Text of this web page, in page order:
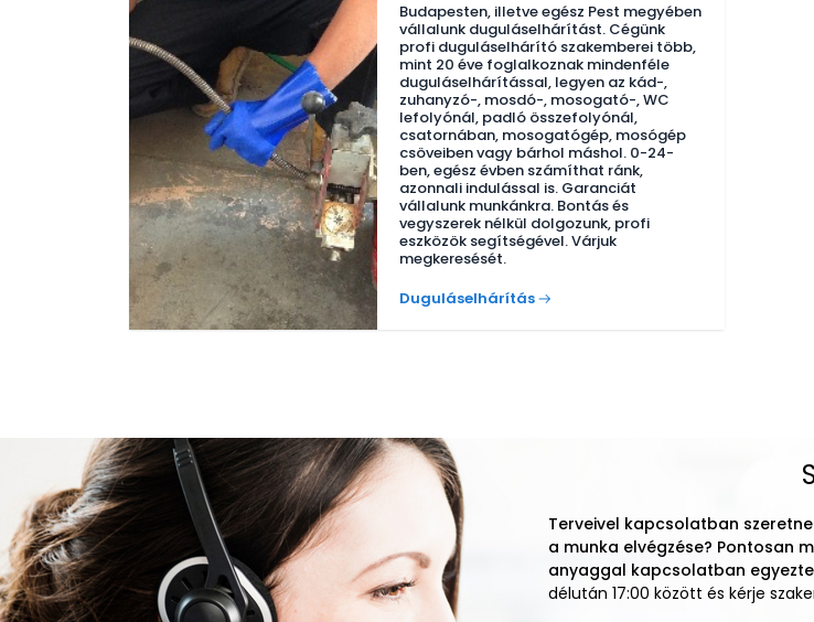
Budapesten, illetve egész Pest megyében
vállalunk duguláselhárítást. Cégünk
profi duguláselhárító szakemberei több,
mint 20 éve foglalkoznak mindenféle
duguláselhárítással, legyen az kád-,
zuhanyzó-, mosdó-, mosogató-, WC
lefolyónál, padló összefolyónál,
csatornában, mosogatógép, mosógép
csöveiben vagy bárhol máshol. 0-24-
ben, egész évben számíthat ránk,
azonnali indulással is. Garanciát
vállalunk munkánkra. Bontás és
vegyszerek nélkül dolgozunk, profi
eszközök segítségével. Várjuk
megkeresését.
Duguláselhárítás
Terveivel kapcsolatban
a munka elvégzése? Pontosan
anyaggal kapcsolatban
délután 17:00 között és kérje